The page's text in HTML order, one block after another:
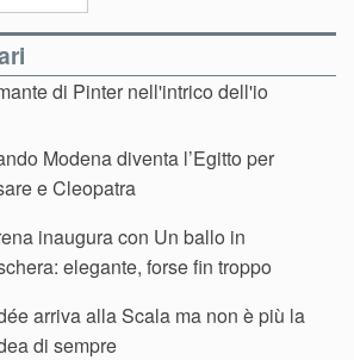
di Pinter nell'intrico dell'io
Modena diventa l’Egitto per
e Cleopatra
inaugura con Un ballo in
elegante, forse fin troppo
arriva alla Scala ma non è più la
di sempre